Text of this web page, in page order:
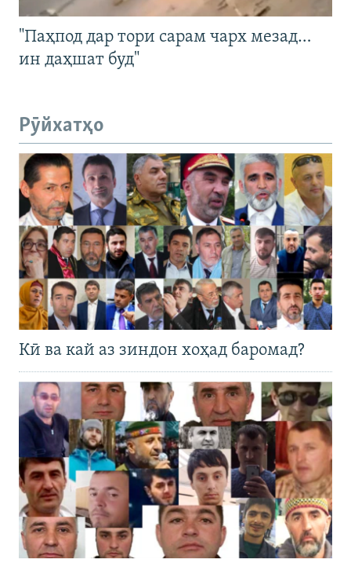
"Паҳпод дар тори сарам чарх мезад…
ин даҳшат буд"
Рӯйхатҳо
Кӣ ва кай аз зиндон хоҳад баромад?